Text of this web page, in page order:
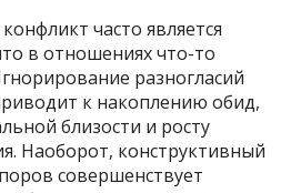
часто является
в отношениях что-то
разногласий
к накоплению обид,
близости и росту
Наоборот, конструктивный
совершенствует